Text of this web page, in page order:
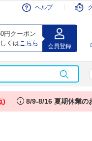
ヘルプ
円クーポン
くは こちら 会員登録
会員登
) info 8/9-8/16 夏期休業の